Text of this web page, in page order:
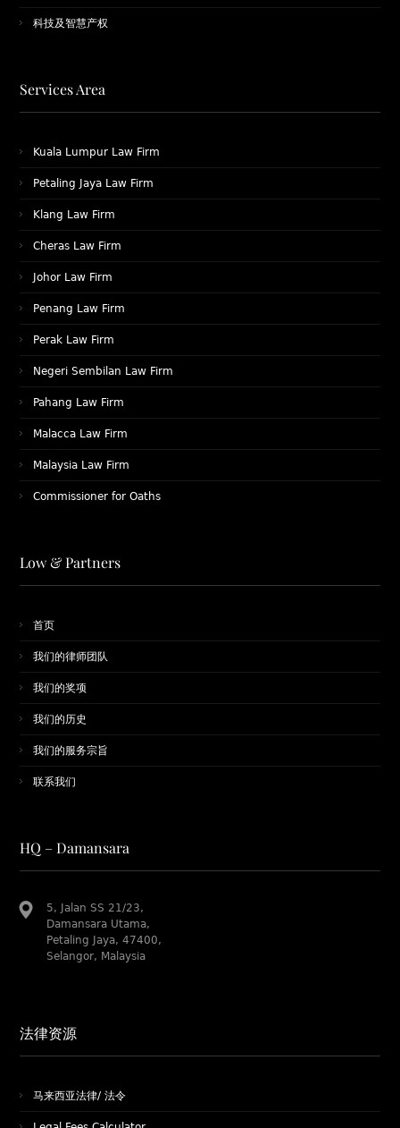
科技及智慧产权
Services Area
Kuala Lumpur Law Firm
Petaling Jaya Law Firm
Klang Law Firm
Cheras Law Firm
Johor Law Firm
Penang Law Firm
Perak Law Firm
Negeri Sembilan Law Firm
Pahang Law Firm
Malacca Law Firm
Malaysia Law Firm
Commissioner for Oaths
Low & Partners
首页
我们的律师团队
​我们的奖项
我们的历史
我们的服务宗旨
联系我们
HQ – Damansara
5, Jalan SS 21/23,
Damansara Utama,
Petaling Jaya, 47400,
Selangor, Malaysia
法律资源
马来西亚法律/ 法令